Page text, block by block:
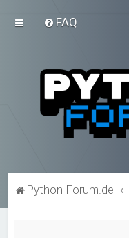
FAQ
Python-Forum.de